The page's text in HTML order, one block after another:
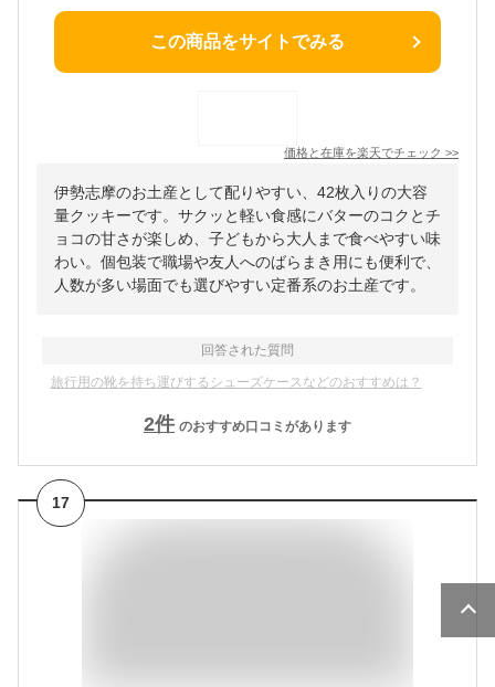
この商品をサイトでみる
価格と在庫を楽天でチェック >>
伊勢志摩のお土産として配りやすい、42枚入りの大容
量クッキーです。サクッと軽い食感にバターのコクとチ
ョコの甘さが楽しめ、子どもから大人まで食べやすい味
わい。個包装で職場や友人へのばらまき用にも便利で、
人数が多い場面でも選びやすい定番系のお土産です。
回答された質問
旅行用の靴を持ち運びするシューズケースなどのおすすめは？
2件 のおすすめ口コミがあります
17